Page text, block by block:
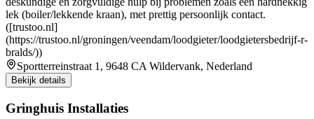
lek (boiler/lekkende kraan), met prettig persoonlijk contact.
([trustoo.nl]
(https://trustoo.nl/groningen/veendam/loodgieter/loodgietersbedrijf-r-
bralds/))
Sportterreinstraat 1, 9648 CA Wildervank, Nederland
Bekijk details
Gringhuis Installaties